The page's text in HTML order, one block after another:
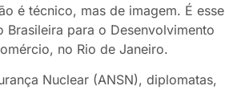
é técnico, mas de imagem. É esse
Brasileira para o Desenvolvimento
no Rio de Janeiro.
Nuclear (ANSN), diplomatas,